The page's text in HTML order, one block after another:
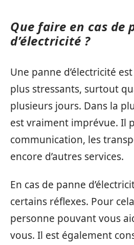
Que faire en cas de
d’électricité ?
Une panne d’électricité est
plus stressants, surtout
plusieurs jours. Dans la
est vraiment imprévue. Il
communication, les
encore d’autres services.
En cas de panne
certains réflexes. Pour
personne pouvant vous
vous. Il est également